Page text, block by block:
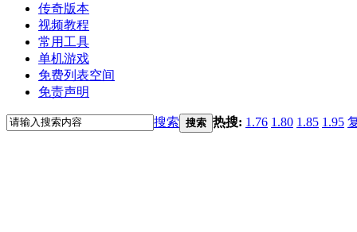
传奇版本
视频教程
常用工具
单机游戏
免费列表空间
免责声明
搜索 搜索 热搜: 1.76 1.80 1.85 1.95